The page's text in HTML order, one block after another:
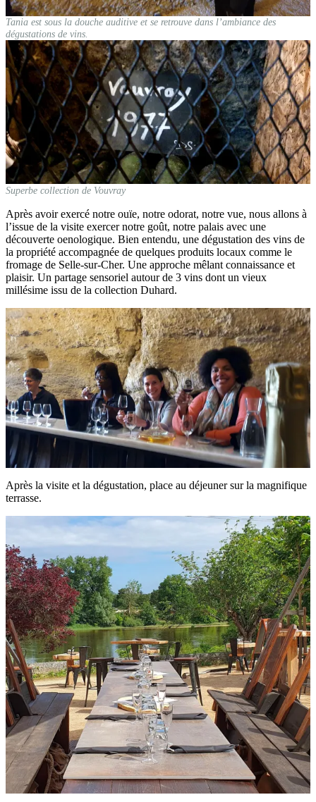
Tania est sous la douche auditive et se retrouve dans l’ambiance des
dégustations de vins.
Superbe collection de Vouvray
Après avoir exercé notre ouïe, notre odorat, notre vue, nous allons à
l’issue de la visite exercer notre goût, notre palais avec une
découverte oenologique. Bien entendu, une dégustation des vins de
la propriété accompagnée de quelques produits locaux comme le
fromage de Selle-sur-Cher. Une approche mêlant connaissance et
plaisir. Un partage sensoriel autour de 3 vins dont un vieux
millésime issu de la collection Duhard.
Après la visite et la dégustation, place au déjeuner sur la magnifique
terrasse.